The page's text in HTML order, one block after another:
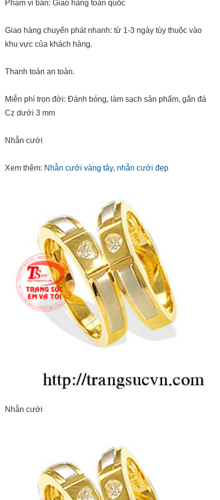
Phạm vi bán: Giao hàng toàn quốc
Giao hàng chuyển phát nhanh: từ 1-3 ngày tùy thuộc vào
khu vực của khách hàng.
Thanh toán an toàn.
Miễn phí trọn đời: Đánh bóng, làm sạch sản phẩm, gắn đá
Cz dưới 3 mm
Nhẫn cưới
Xem thêm: Nhẫn cưới vàng tây, nhẫn cưới đẹp
Nhẫn cưới